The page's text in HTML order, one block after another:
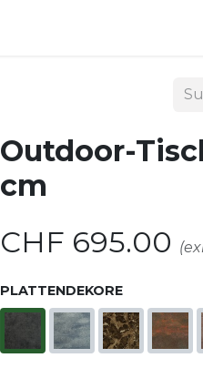
Outdoor-
cm
CHF 695.00
PLATTENDEKORE